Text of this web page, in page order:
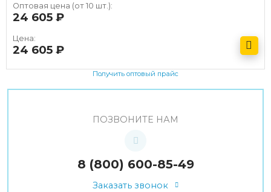
Оптовая цена (от 10 шт.):
24 605
Цена:
24 605
Получить оптовый прайс
ПОЗВОНИТЕ НАМ
8 (800) 600-85-49
Заказать звонок